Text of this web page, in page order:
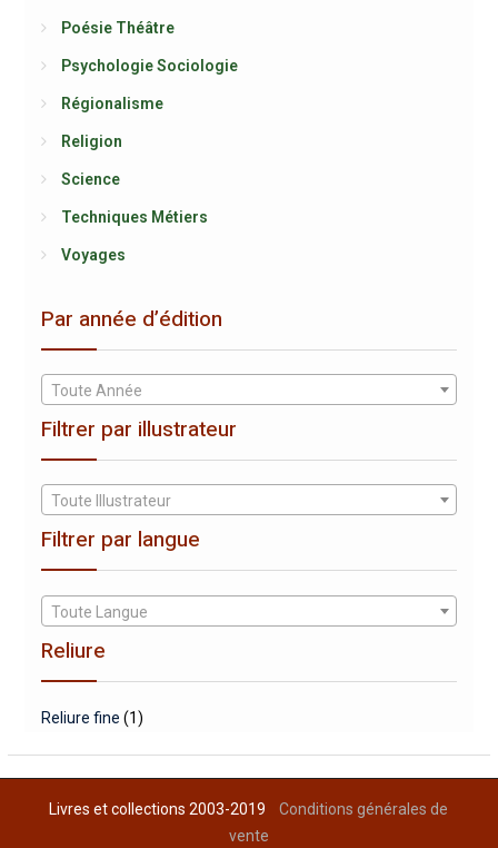
Poésie Théâtre
Psychologie Sociologie
Régionalisme
Religion
Science
Techniques Métiers
Voyages
Par année d’édition
Toute Année
Filtrer par illustrateur
Toute Illustrateur
Filtrer par langue
Toute Langue
Reliure
Reliure fine (1)
Livres et collections 2003-2019Conditions générales de
vente